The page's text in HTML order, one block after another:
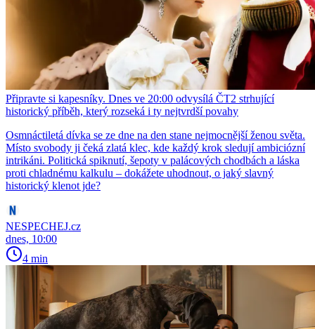
Připravte si kapesníky. Dnes ve 20:00 odvysílá ČT2 strhující
historický příběh, který rozseká i ty nejtvrdší povahy
Osmnáctiletá dívka se ze dne na den stane nejmocnější ženou světa.
Místo svobody ji čeká zlatá klec, kde každý krok sledují ambiciózní
intrikáni. Politická spiknutí, šepoty v palácových chodbách a láska
proti chladnému kalkulu – dokážete uhodnout, o jaký slavný
historický klenot jde?
NESPECHEJ.cz
dnes, 10:00
4 min